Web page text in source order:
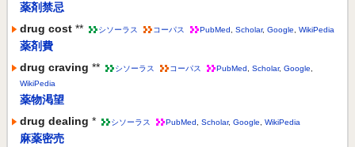
薬剤禁忌
drug cost ** シソーラス コーパス PubMed Scholar, Google WikiPedia
薬剤費
drug craving ** シソーラス コーパス PubMed Scholar, Google
WikiPedia
薬物渇望
drug dealing * シソーラス PubMed Scholar, Google WikiPedia
麻薬密売